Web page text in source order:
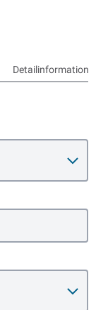
Detailinformationen